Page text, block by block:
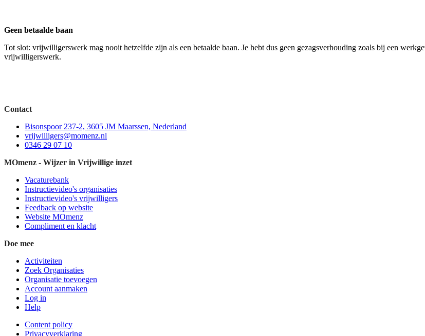
Geen betaalde baan
Tot slot: vrijwilligerswerk mag nooit hetzelfde zijn als een betaalde baan. Je hebt dus geen gezagsverhouding zoals bij een
vrijwilligerswerk.
Contact
Bisonspoor 237-2, 3605 JM Maarssen, Nederland
vrijwilligers@momenz.nl
0346 29 07 10
MOmenz - Wijzer in Vrijwillige inzet
Vacaturebank
Instructievideo's organisaties
Instructievideo's vrijwilligers
Feedback op website
Website MOmenz
Compliment en klacht
Doe mee
Activiteiten
Zoek Organisaties
Organisatie toevoegen
Account aanmaken
Log in
Help
Content policy
Privacyverklaring